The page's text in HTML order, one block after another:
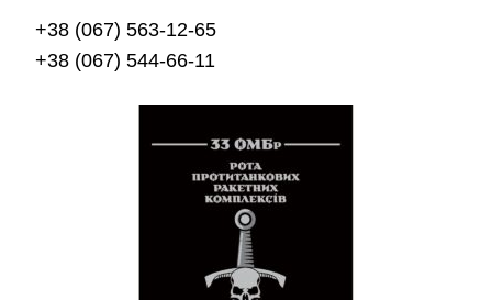
+38 (067) 563-12-65
+38 (067) 544-66-11